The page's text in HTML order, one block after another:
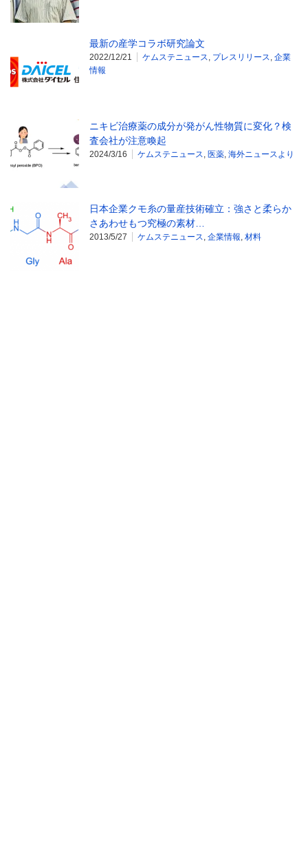
最新の産学コラボ研究論文
2022/12/21 ケムステニュース, プレスリリース, 企業
情報
ニキビ治療薬の成分が発がん性物質に変化？検
査会社が注意喚起
2024/3/16 ケムステニュース, 医薬, 海外ニュースより
日本企業クモ糸の量産技術確立：強さと柔らか
さあわせもつ究極の素材…
2013/5/27 ケムステニュース, 企業情報, 材料